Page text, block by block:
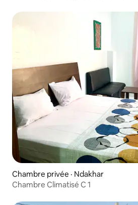
Chambre privée · Ndakhar
Chambre Climatisé C 1